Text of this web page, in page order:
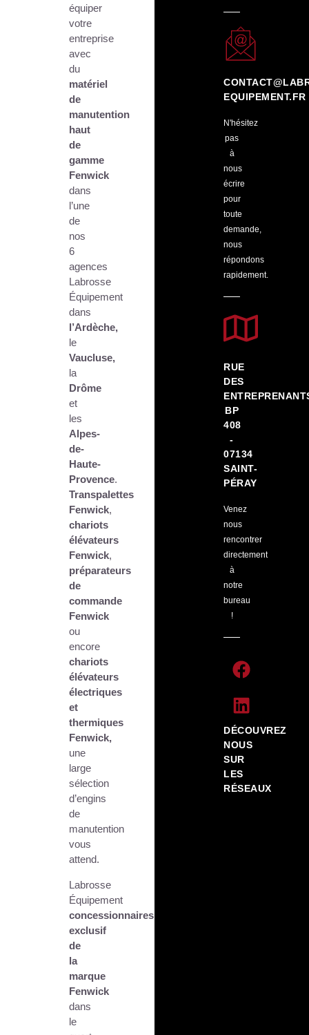
équiper
votre
entreprise
avec
du
matériel
de
manutention
haut
de
gamme
Fenwick
dans
l’une
de
nos
6
agences
Labrosse
Équipement
dans
l’Ardèche,
le
Vaucluse,
la
Drôme
et
les
Alpes-
de-
Haute-
Provence.
Transpalettes
Fenwick,
chariots
élévateurs
Fenwick,
préparateurs
de
commande
Fenwick
ou
encore
chariots
élévateurs
électriques
et
thermiques
Fenwick,
une
large
sélection
d’engins
de
manutention
vous
attend.
Labrosse
Équipement
concessionnaires
exclusif
de
la
marque
Fenwick
dans
le
EQUIPEMENT.FR
N'hésitez
pas
à
nous
écrire
pour
toute
demande,
nous
répondons
rapidement.
RUE
DES
BP
408
-
07134
SAINT-
PÉRAY
Venez
nous
rencontrer
directement
à
notre
bureau
!
DÉCOUVREZ
NOUS
SUR
LES
RÉSEAUX